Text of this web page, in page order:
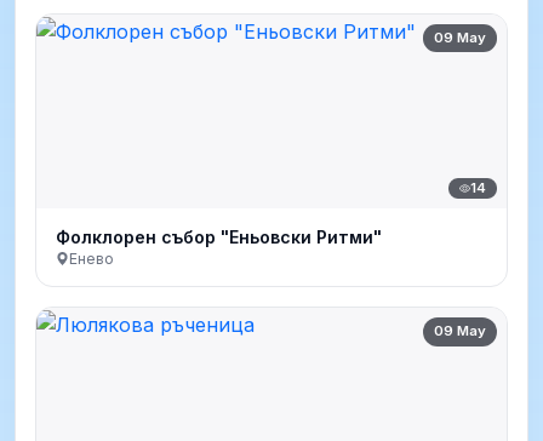
09 May
14
Фолклорен събор "Еньовски Ритми"
Енево
09 May